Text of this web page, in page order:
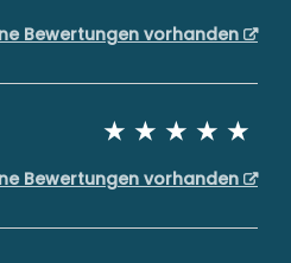
Bewertungen vorhanden
Bewertungen vorhanden